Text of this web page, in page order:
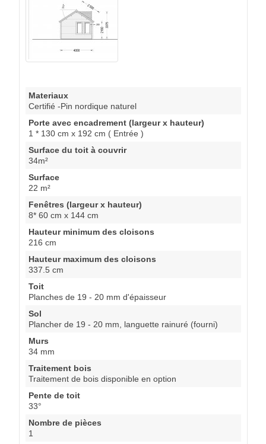
Materiaux
Certifié -Pin nordique naturel
Porte avec encadrement (largeur x hauteur)
1 * 130 cm x 192 cm ( Entrée )
Surface du toit à couvrir
34m²
Surface
22 m²
Fenêtres (largeur x hauteur)
8* 60 cm x 144 cm
Hauteur minimum des cloisons
216 cm
Hauteur maximum des cloisons
337.5 cm
Toit
Planches de 19 - 20 mm d'épaisseur
Sol
Plancher de 19 - 20 mm, languette rainuré (fourni)
Murs
34 mm
Traitement bois
Traitement de bois disponible en option
Pente de toit
33°
Nombre de pièces
1